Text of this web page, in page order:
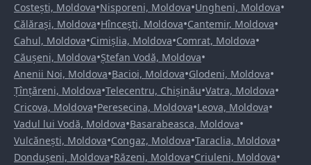
Costești, Moldova•Nisporeni, Moldova•Ungheni, Moldova•
Călărași, Moldova•Hîncești, Moldova•Cantemir, Moldova•
Cahul, Moldova•Cimișlia, Moldova•Comrat, Moldova•
Căușeni, Moldova•Ștefan Vodă, Moldova•
Anenii Noi, Moldova•Bacioi, Moldova•Glodeni, Moldova•
Țînțăreni, Moldova•Telecentru, Chișinău•Vatra, Moldova•
Cricova, Moldova•Peresecina, Moldova•Leova, Moldova•
Vadul lui Vodă, Moldova•Basarabeasca, Moldova•
Vulcănești, Moldova•Congaz, Moldova•Taraclia, Moldova•
Dondușeni, Moldova•Răzeni, Moldova•Criuleni, Moldova•